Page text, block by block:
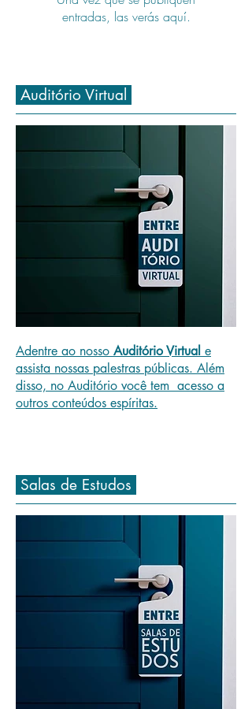
entradas, las verás aquí.
Auditório Virtual
Adentre ao nosso Auditório Virtual e
assista nossas palestras públicas. Além
disso, no Auditório você tem acesso a
outros conteúdos espíritas.
Salas de Estudos